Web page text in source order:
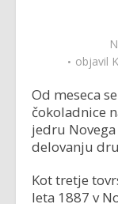
objavil
Od meseca
čokoladnice
jedru
delovanju
Kot tretje
leta 1887 v